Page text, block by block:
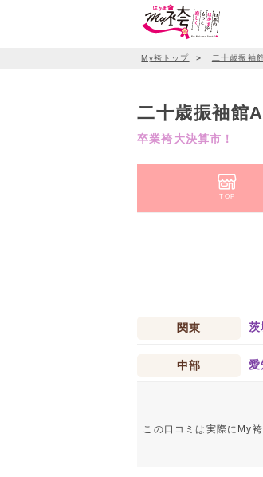
My袴トップ ＞ 二十歳振袖
二十歳振袖館
卒業袴大決算市！
TOP
関東 茨
中部 愛
この口コミは実際にMy